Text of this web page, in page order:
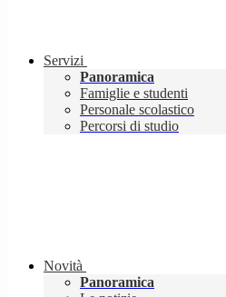
Servizi
Panoramica
Famiglie e studenti
Personale scolastico
Percorsi di studio
Novità
Panoramica